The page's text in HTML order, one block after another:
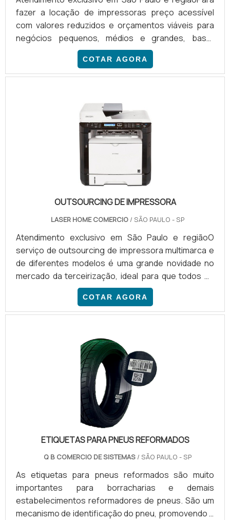
fazer a locação de impressoras preço acessível
com valores reduzidos e orçamentos viáveis para
negócios pequenos, médios e grandes, basta
contatar uma empresa especialista e experiente no
setor. Em geral, a locação de impressoras é
calculado conforme a necessidade de cada cliente,
de alta performance pelo melhor custo x benefício
do mercado.VANTAGENS EM CONTAR COM ESTE
TIPO DE PRODUTOEmpresas dos ma.
COTAR AGORA
OUTSOURCING DE IMPRESSORA
LASER HOME COMERCIO/ SÃO PAULO - SP
Atendimento exclusivo em São Paulo e regiãoO
serviço de outsourcing de impressora multimarca e
de diferentes modelos é uma grande novidade no
mercado da terceirização, ideal para que todos os
negócios, desde escritórios até indústrias, tenham
um parque gráfico projetado sob medida para
garantir o melhor desempenho no ambiente de
Impressoras de marcas de qualidade como Brother,
Epson, HP e Kyocera; Impressoras multifuncionais,
monocromáticas e c.
COTAR AGORA
ETIQUETAS PARA PNEUS REFORMADOS
Q B COMERCIO DE SISTEMAS / SÃO PAULO - SP
As etiquetas para pneus reformados são muito
importantes para borracharias e demais
estabelecimentos reformadores de pneus. São um
mecanismo de identificação do pneu, promovendo o